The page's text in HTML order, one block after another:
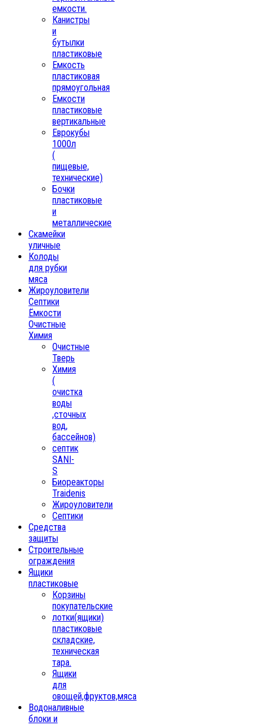
емкости.
Канистры
и
бутылки
пластиковые
Емкость
пластиковая
прямоугольная
Емкости
пластиковые
вертикальные
Еврокубы
1000л
(
пищевые,
технические)
Бочки
пластиковые
и
металлические
Скамейки
уличные
Колоды
для рубки
мяса
Жироуловители
Септики
Ёмкости
Очистные
Химия
Очистные
Тверь
Химия
(
очистка
воды
,сточных
вод,
бассейнов)
септик
SANI-
S
Биореакторы
Traidenis
Жироуловители
Септики
Средства
защиты
Строительные
ограждения
Ящики
пластиковые
Корзины
покупательские
лотки(ящики)
пластиковые
складские,
техническая
тара.
Ящики
для
овощей,фруктов,мяса
Водоналивные
блоки и